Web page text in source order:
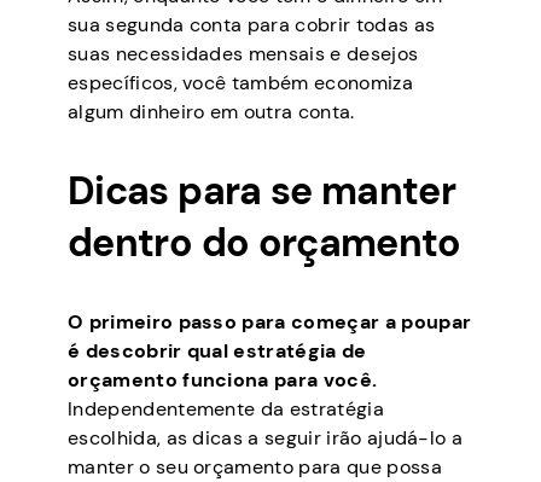
sua segunda conta para cobrir todas as
suas necessidades mensais e desejos
específicos, você também economiza
algum dinheiro em outra conta.
Dicas para se manter
dentro do orçamento
O primeiro passo para começar a poupar
é descobrir qual estratégia de
orçamento funciona para você.
Independentemente da estratégia
escolhida, as dicas a seguir irão ajudá-lo a
manter o seu orçamento para que possa